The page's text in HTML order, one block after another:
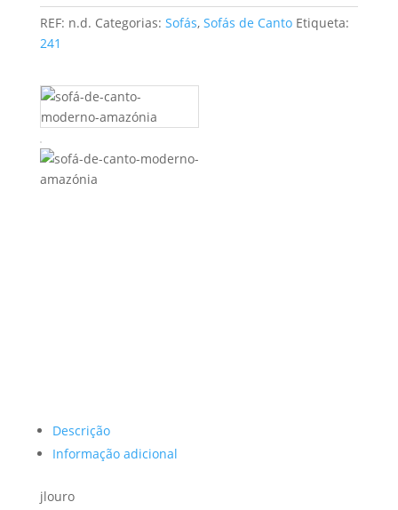
1574,10 €
through
REF: n.d. Categorias: Sofás, Sofás de Canto Etiqueta:
241
Descrição
Informação adicional
jlouro